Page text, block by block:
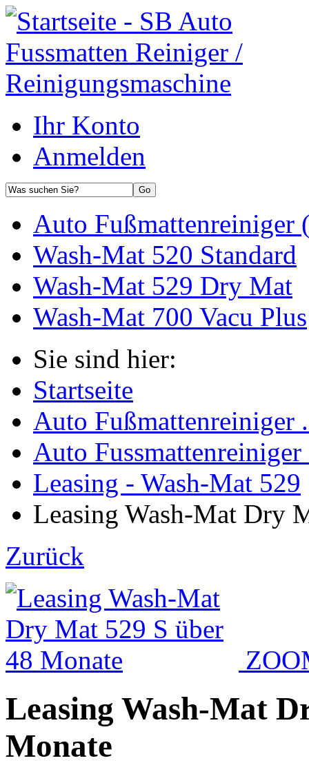
Ihr Konto
Anmelden
Auto Fußmattenreiniger
Wash-Mat 520 Standard
Wash-Mat 529 Dry Mat
Wash-Mat 700 Vacu Plus
Sie sind hier:
Startseite
Auto Fußmattenreiniger
Auto Fussmattenreiniger
Leasing - Wash-Mat 529
Leasing Wash-Mat Dry
Zurück
Leasing Wash-Mat
Monate